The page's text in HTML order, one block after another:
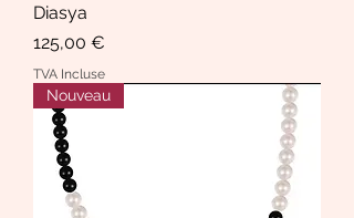
Diasya
Prix
125,00 €
TVA Incluse
Nouveau